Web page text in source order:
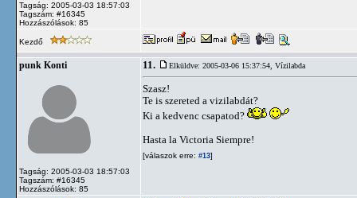
Tagság: 2005-03-03 18:57:03
Tagszám: #16345
Hozzászólások: 85
Kezdő
punk Konti
Tagság: 2005-03-03 18:57:03
Tagszám: #16345
Hozzászólások: 85
11. Elküldve: 2005-03-06 15:37:54, Vízilabda
Szasz!
Te is szereted a vizilabdát?
Ki a kedvenc csapatod?
Hasta la Victoria Siempre!
[válaszok erre: #13]